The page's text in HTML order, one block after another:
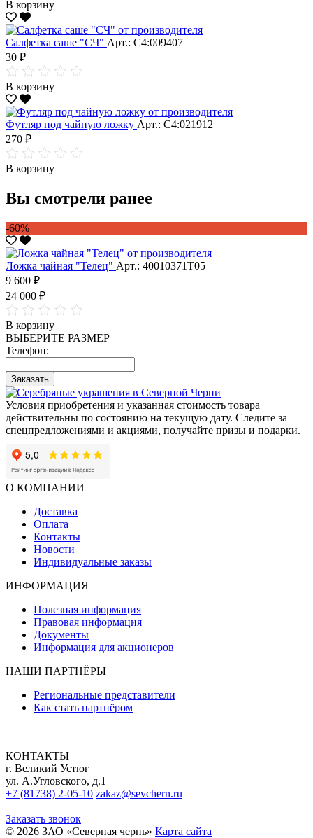
В корзину
Салфетка саше "CЧ" Арт.: С4:009407
30 ₽
В корзину
Футляр под чайную ложку Арт.: С4:021912
270 ₽
В корзину
Вы смотрели ранее
-60%
Ложка чайная "Телец" Арт.: 40010371Т05
9 600 ₽
24 000 ₽
В корзину
ВЫБЕРИТЕ РАЗМЕР
Телефон:
Заказать
Условия приобретения и указанная стоимость товара
действительны по состоянию на текущую дату. Следите за
спецпредложениями и акциями, получайте призы и подарки.
О КОМПАНИИ
Доставка
Оплата
Контакты
Новости
Индивидуальные заказы
ИНФОРМАЦИЯ
Полезная информация
Правовая информация
Документы
Информация для акционеров
НАШИ ПАРТНЁРЫ
Региональные представители
Как стать партнёром
КОНТАКТЫ
г. Великий Устюг
ул. А.Угловского, д.1
+7 (81738) 2-05-10 zakaz@sevchern.ru
Заказать звонок
© 2026 ЗАО «Северная чернь» Карта сайта